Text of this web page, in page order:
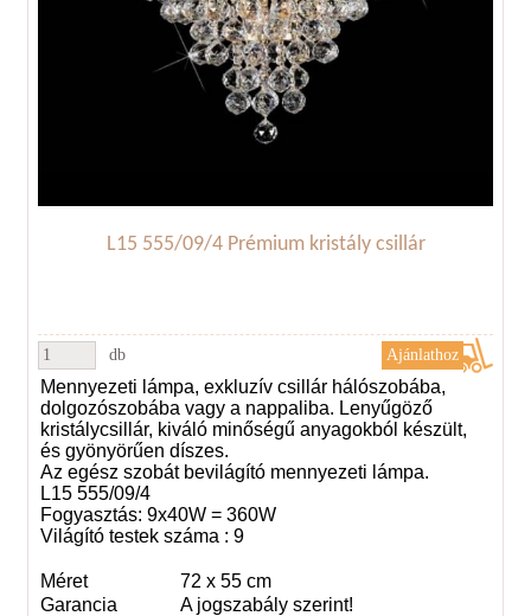
L15 555/09/4 Prémium kristály csillár
db
Mennyezeti lámpa, exkluzív csillár hálószobába,
dolgozószobába vagy a nappaliba. Lenyűgöző
kristálycsillár, kiváló minőségű anyagokból készült,
és gyönyörűen díszes.
Az egész szobát bevilágító mennyezeti lámpa.
L15 555/09/4
Fogyasztás: 9x40W = 360W
Világító testek száma : 9
Méret
72 x 55 cm
Garancia
A jogszabály szerint!